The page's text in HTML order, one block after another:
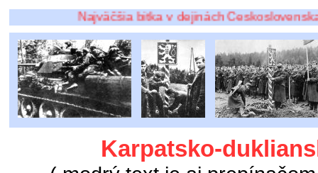
Najväčšia bitka v dejinách Československa sa
Karpatsko-